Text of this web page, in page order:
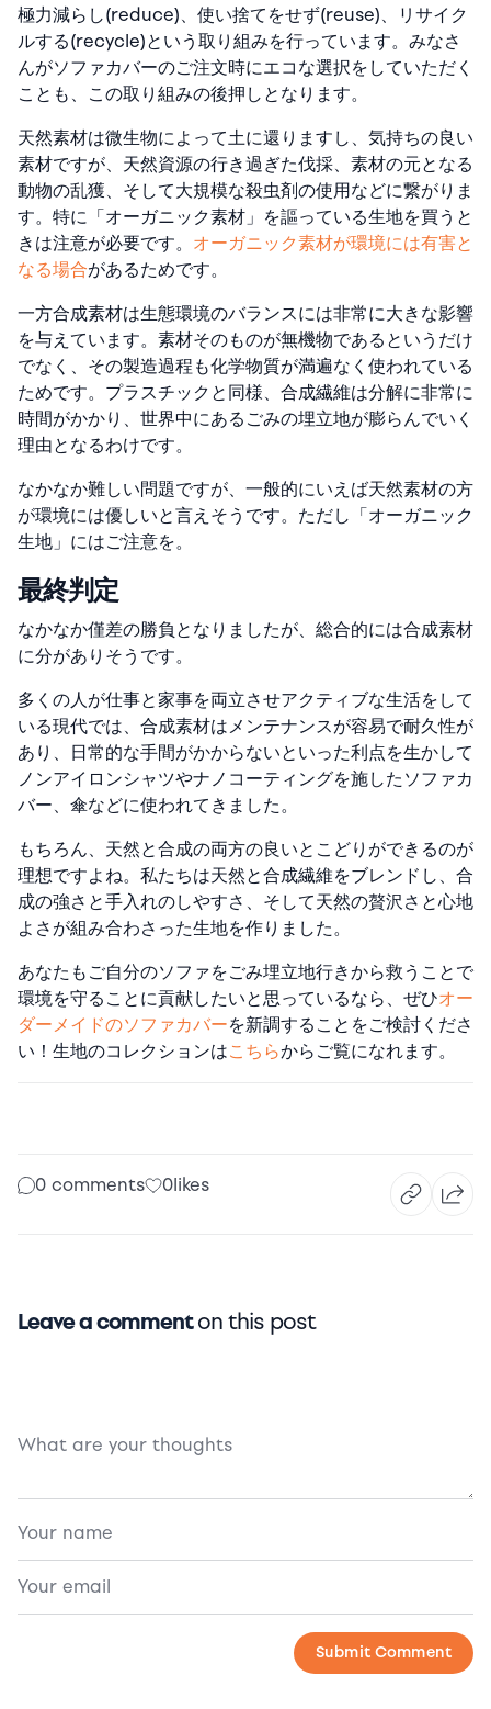
極力減らし(reduce)、使い捨てをせず(reuse)、リサイク
ルする(recycle)という取り組みを行っています。みなさ
んがソファカバーのご注文時にエコな選択をしていただく
ことも、この取り組みの後押しとなります。
天然素材は微生物によって土に還りますし、気持ちの良い
素材ですが、天然資源の行き過ぎた伐採、素材の元となる
動物の乱獲、そして大規模な殺虫剤の使用などに繋がりま
す。特に「オーガニック素材」を謳っている生地を買うと
きは注意が必要です。 オーガニック素材が環境には有害と
なる場合があるためです。
一方合成素材は生態環境のバランスには非常に大きな影響
を与えています。素材そのものが無機物であるというだけ
でなく、その製造過程も化学物質が満遍なく使われている
ためです。プラスチックと同様、合成繊維は分解に非常に
時間がかかり、世界中にあるごみの埋立地が膨らんでいく
理由となるわけです。
なかなか難しい問題ですが、一般的にいえば天然素材の方
が環境には優しいと言えそうです。ただし「オーガニック
生地」にはご注意を。
最終判定
なかなか僅差の勝負となりましたが、総合的には合成素材
に分がありそうです。
多くの人が仕事と家事を両立させアクティブな生活をして
いる現代では、合成素材はメンテナンスが容易で耐久性が
あり、日常的な手間がかからないといった利点を生かして
ノンアイロンシャツやナノコーティングを施したソファカ
バー、傘などに使われてきました。
もちろん、天然と合成の両方の良いとこどりができるのが
理想ですよね。私たちは天然と合成繊維をブレンドし、合
成の強さと手入れのしやすさ、そして天然の贅沢さと心地
よさが組み合わさった生地を作りました。
あなたもご自分のソファをごみ埋立地行きから救うことで
環境を守ることに貢献したいと思っているなら、ぜひオー
ダーメイドのソファカバーを新調することをご検討くださ
い！ 生地のコレクションはこちらからご覧になれます。
0 comments 0likes
Leave a commenton this post